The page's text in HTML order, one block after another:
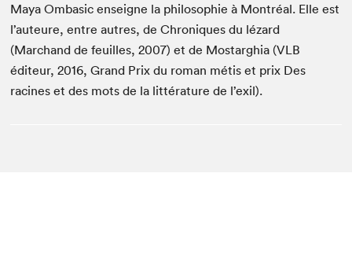
Maya Ombasic enseigne la philosophie à Montréal. Elle est
l’auteure, entre autres, de Chroniques du lézard
(Marchand de feuilles, 2007) et de Mostarghia (VLB
éditeur, 2016, Grand Prix du roman métis et prix Des
racines et des mots de la littérature de l’exil).